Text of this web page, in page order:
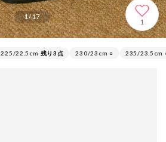
1/17
1
225/22.5cm 残り3点 230/23cm ○ 235/23.5cm